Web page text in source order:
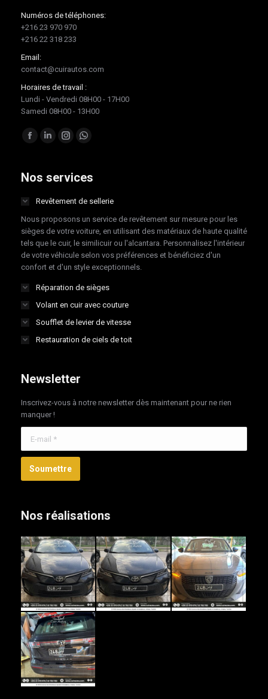
Numéros de téléphones:
+216 23 970 970
+216 22 318 233
Email:
contact@cuirautos.com
Horaires de travail :
Lundi - Vendredi 08H00 - 17H00
Samedi 08H00 - 13H00
Trouvez nous sur :
Facebook
opens
new
window
LinkedIn
opens
new
window
Instagram
opens
new
window
Whatsapp
opens
new
window
Nos services
Revêtement de sellerie
Nous proposons un service de revêtement sur mesure pour les
sièges de votre voiture, en utilisant des matériaux de haute qualité
tels que le cuir, le similicuir ou l'alcantara. Personnalisez l'intérieur
de votre véhicule selon vos préférences et bénéficiez d'un
confort et d'un style exceptionnels.
Réparation de sièges
Volant en cuir avec couture
Soufflet de levier de vitesse
Restauration de ciels de toit
Newsletter
Inscrivez-vous à notre newsletter dès maintenant pour ne rien
manquer !
Soumettre
Nos réalisations